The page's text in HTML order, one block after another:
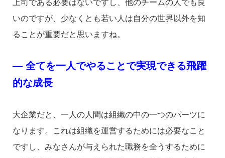
上司である必要はないですし、他のチームの人でも良
いのですが、少なくとも若い人は自分の世界以外を知
ることが重要だと思いますね。
― 全てを一人でやることで実現できる飛躍
的な成長
大企業だと、一人の人間は組織の中の一つのパーツに
なります。これは組織を運営するためには必要なこと
ですし、みなさんが与えられた職務を全うするために